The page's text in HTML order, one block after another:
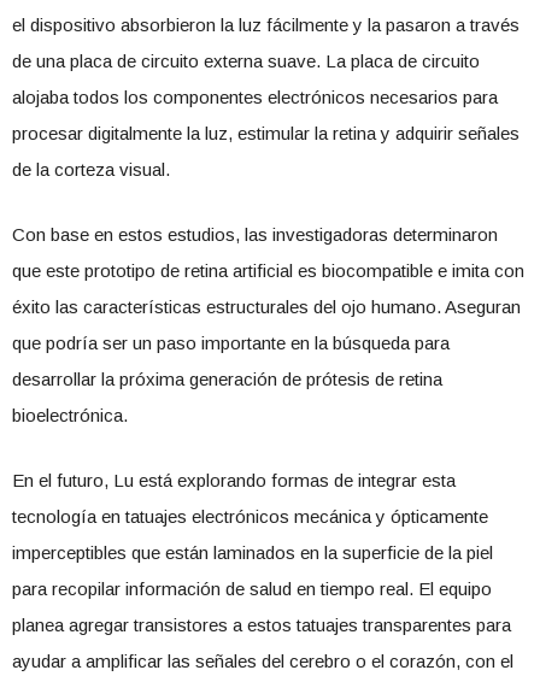
el dispositivo absorbieron la luz fácilmente y la pasaron a través
de una placa de circuito externa suave. La placa de circuito
alojaba todos los componentes electrónicos necesarios para
procesar digitalmente la luz, estimular la retina y adquirir señales
de la corteza visual.
Con base en estos estudios, las investigadoras determinaron
que este prototipo de retina artificial es biocompatible e imita con
éxito las características estructurales del ojo humano. Aseguran
que podría ser un paso importante en la búsqueda para
desarrollar la próxima generación de prótesis de retina
bioelectrónica.
En el futuro, Lu está explorando formas de integrar esta
tecnología en tatuajes electrónicos mecánica y ópticamente
imperceptibles que están laminados en la superficie de la piel
para recopilar información de salud en tiempo real. El equipo
planea agregar transistores a estos tatuajes transparentes para
ayudar a amplificar las señales del cerebro o el corazón, con el